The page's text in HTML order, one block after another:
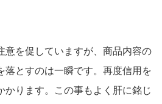
意を促していますが、商品内容の
落とすのは一瞬です。再度信用を
かります。この事もよく肝に銘じ